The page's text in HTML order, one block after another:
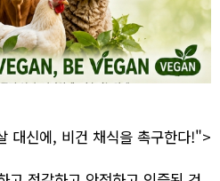
대신에, 비건 채식을 촉구한다!">